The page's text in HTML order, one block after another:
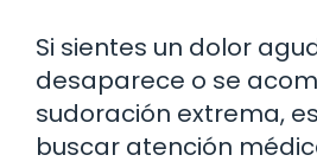
Si sientes un dolor
desaparece o se
sudoración extrema,
buscar atención